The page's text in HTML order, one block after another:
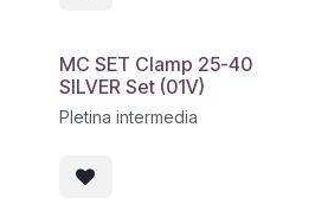
MC SET Clamp 25-40
SILVER Set (01V)
Pletina intermedia